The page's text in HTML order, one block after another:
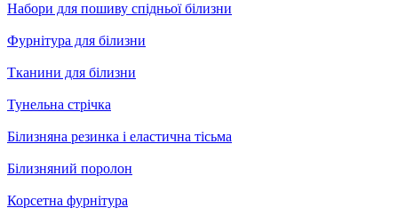
Набори для пошиву спідньої білизни
Фурнітура для білизни
Тканини для білизни
Тунельна стрічка
Білизняна резинка і еластична тісьма
Білизняний поролон
Корсетна фурнітура